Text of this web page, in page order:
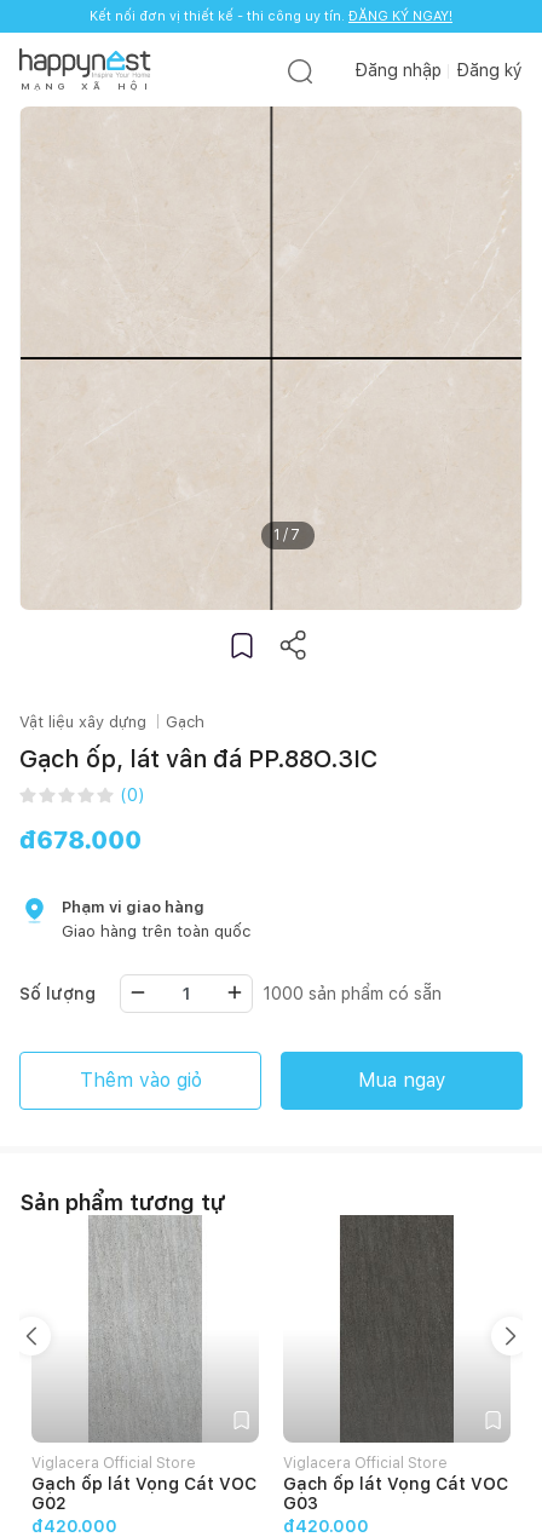
Kết nối đơn vị thiết kế - thi công uy tín. ĐĂNG KÝ NGAY!
M Ạ N G X Ã H Ộ I
Đăng nhập Đăng ký
1 / 7
Vật liệu xây dựng Gạch
Gạch ốp, lát vân đá PP.88O.3IC
(0)
đ678.000
Phạm vi giao hàng
Giao hàng trên toàn quốc
Số lượng 1000 sản phẩm có sẵn
Thêm vào giỏ Mua ngay
Sản phẩm tương tự
Viglacera Official Store
Gạch ốp lát Vọng Cát VOC
G02
đ420.000
Viglacera Official Store
Gạch ốp lát Vọng Cát VOC
G03
đ420.000